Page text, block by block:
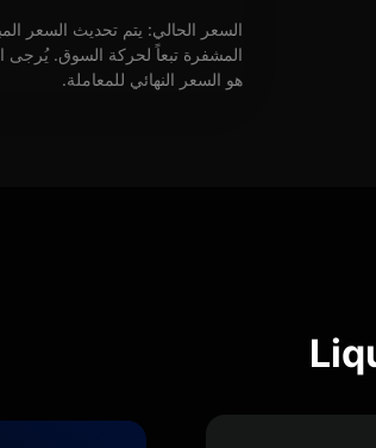
السعر الحالي: يتم تحديث السعر
المشفرة تبعاً لحركة السوق.
هو السعر النهائي للمعاملة.